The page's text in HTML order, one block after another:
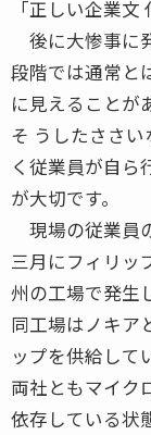
「正しい企業文
後に大惨事に
段階では通常と
に見えることが
そ うしたささ
く従業員が自ら
が大切です。
現場の従業員
三月にフィリッ
州の工場で発生
同工場はノキア
ップを供給して
両社ともマイク
依存している状